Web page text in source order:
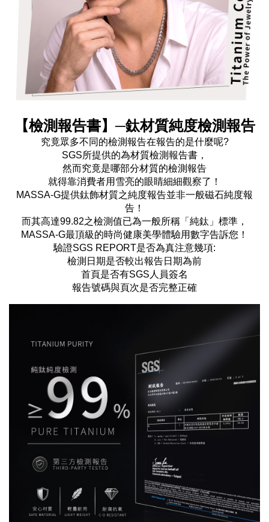
【檢測報告書】─鈦材質純度檢測報告
究竟眾多不同的檢測報告在報告的是什麼呢?
SGS所提供的為材質檢測報告書，
然而究竟是哪部分材質的檢測報告
就得靠消費者用雪亮的眼睛細細觀察了！
MASSA-G提供鈦飾材質之純度報告並非一般磁石純度報
告！
而其高達99.82之檢測值已為一般所稱「純鈦」標準，
MASSA-G最頂級的時尚健康美學體驗用數字告訴您！
驗證SGS REPORT是否為真注意幾項:
檢測日期是否較出報告日期為前
首頁是否有SGS人員簽名
報告號碼與頁次是否完整正確